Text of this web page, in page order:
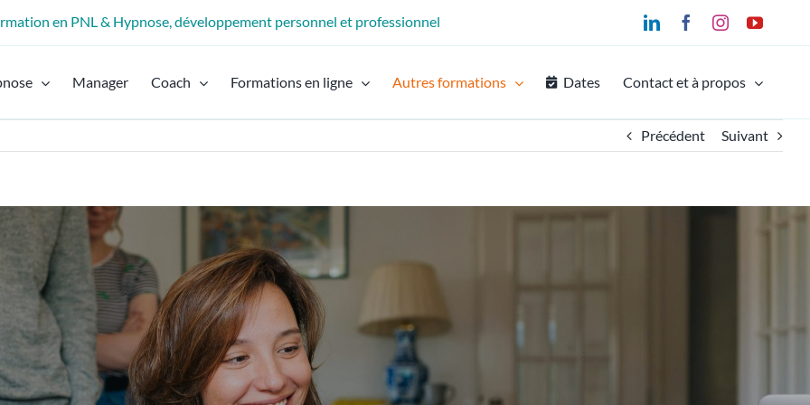
en PNL & Hypnose, développement personnel et professionnel LinkedInFacebookInstagram
Manager Coach Formations en ligne Autres formations Dates Contact et à propos
Précédent Suivant